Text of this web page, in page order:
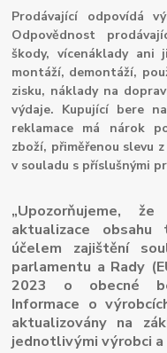
Prodávající odpovídá
Odpovědnost
škody, vícenáklady
montáží, demontáží,
zisku, náklady na
výdaje. Kupující bere
reklamace má nárok
zboží, přiměřenou slevu
v souladu s příslušnými
„Upozorňujeme,
aktualizace
účelem zajištění
parlamentu a Rady
2023 o obecné
Informace o
aktualizovány na
jednotlivými výrobci a